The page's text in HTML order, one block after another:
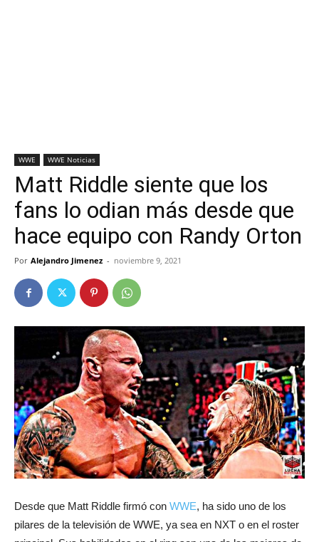
WWE WWE Noticias
Matt Riddle siente que los
fans lo odian más desde que
hace equipo con Randy Orton
Por Alejandro Jimenez - noviembre 9, 2021
Desde que Matt Riddle firmó con WWE, ha sido uno de los
pilares de la televisión de WWE, ya sea en NXT o en el roster